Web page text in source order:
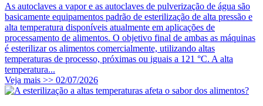
As autoclaves a vapor e as autoclaves de pulverização de água são
basicamente equipamentos padrão de esterilização de alta pressão e
alta temperatura disponíveis atualmente em aplicações de
processamento de alimentos. O objetivo final de ambas as máquinas
é esterilizar os alimentos comercialmente, utilizando altas
temperaturas de processo, próximas ou iguais a 121 °C. A alta
temperatura...
Veja mais >> 02/07/2026